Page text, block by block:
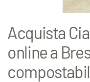
Acquista
online a